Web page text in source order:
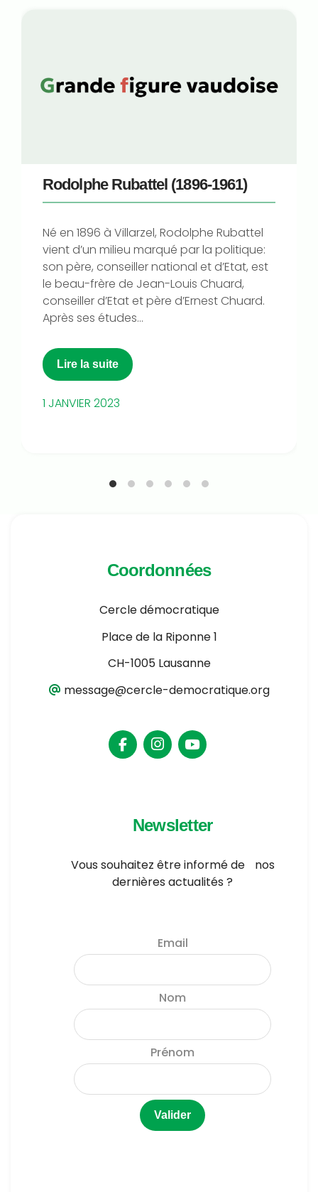
Rodolphe Rubattel (1896-1961)
Né en 1896 à Villarzel, Rodolphe Rubattel
vient d’un milieu marqué par la politique:
son père, conseiller national et d’Etat, est
le beau-frère de Jean-Louis Chuard,
conseiller d’Etat et père d’Ernest Chuard.
Après ses études...
Lire la suite
1 JANVIER 2023
Coordonnées
Cercle démocratique
Place de la Riponne 1
CH-1005 Lausanne
message@cercle-democratique.org
Newsletter
Vous souhaitez être informé de nos
dernières actualités ?
Email
Nom
Prénom